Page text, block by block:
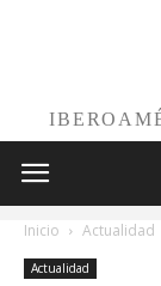
Inicio Actualidad
Actualidad